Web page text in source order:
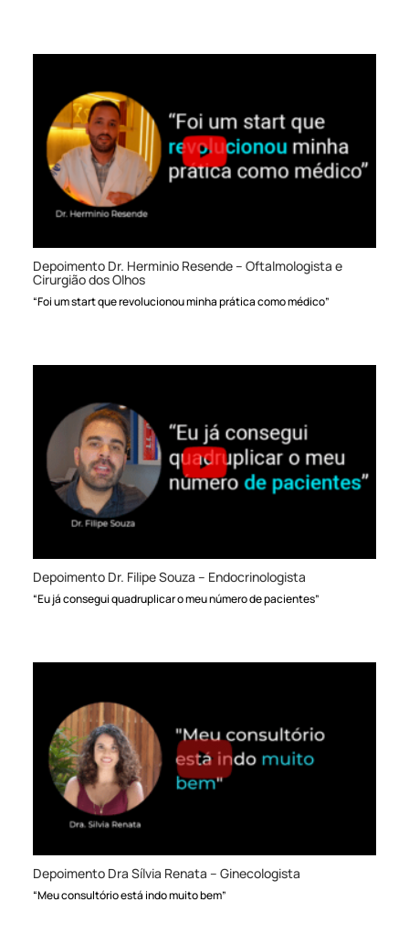
Depoimento Dr. Herminio Resende – Oftalmologista e
Cirurgião dos Olhos
“Foi um start que revolucionou minha prática como médico”
Depoimento Dr. Filipe Souza – Endocrinologista
“Eu já consegui quadruplicar o meu número de pacientes”
Depoimento Dra Sílvia Renata – Ginecologista
“Meu consultório está indo muito bem”